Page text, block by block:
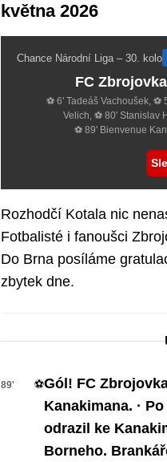
května 2026
Chance Národní Liga – 30. kolo
FC
⚽ 6' Tadeáš Vachoušek, ⚽
Velich, ⚽ 80' Stanislav
⚽ 89' Bienvenue
Rozhodčí Kotala nic
Fotbalisté i fanoušci
Do Brna posíláme
zbytek dne.
89' ⚽Gól! FC
Kanakimana. ·
odrazil ke
Borneho.